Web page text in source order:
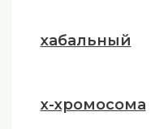
хабальный
х-хромосома